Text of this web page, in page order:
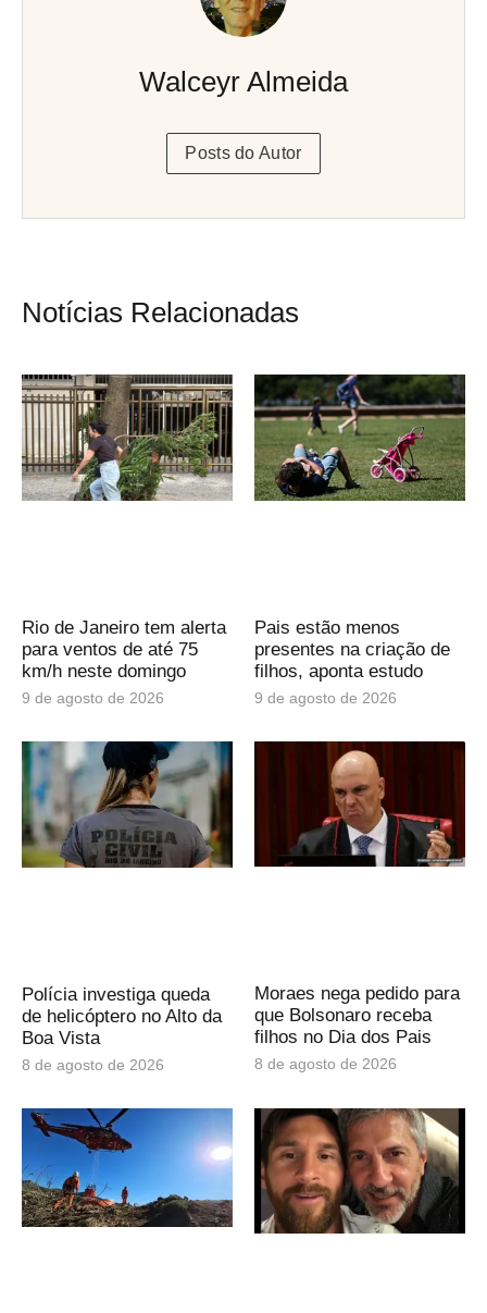
Walceyr Almeida
Posts do Autor
Notícias Relacionadas
Rio de Janeiro tem alerta
para ventos de até 75
km/h neste domingo
9 de agosto de 2026
Pais estão menos
presentes na criação de
filhos, aponta estudo
9 de agosto de 2026
Polícia investiga queda
de helicóptero no Alto da
Boa Vista
8 de agosto de 2026
Moraes nega pedido para
que Bolsonaro receba
filhos no Dia dos Pais
8 de agosto de 2026